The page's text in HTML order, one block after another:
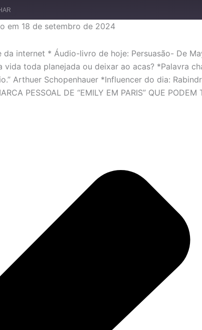
em 18 de setembro de 2024
internet * Áudio-livro de hoje: Persuasão- De
toda planejada ou deixar ao acas? *Palavra
Arthuer Schopenhauer *Influencer do dia:
PESSOAL DE “EMILY EM PARIS” QUE PODEM